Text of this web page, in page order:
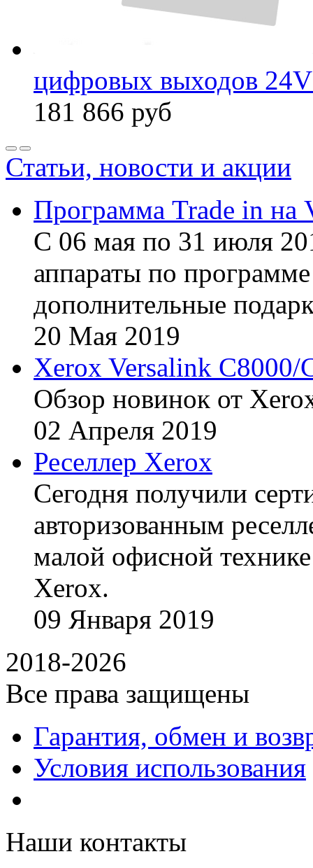
цифровых выходов
181 866 руб
Статьи, новости и акции
Программа Trade in на
С 06 мая по 31 июля
аппараты по
дополнительные
20 Мая 2019
Xerox Versalink C8000/
Обзор новинок от
02 Апреля 2019
Реселлер Xerox
Сегодня получили
авторизованным
малой офисной
Xerox.
09 Января 2019
2018-2026
Все права защищены
Гарантия, обмен и
Условия использования
Наши контакты